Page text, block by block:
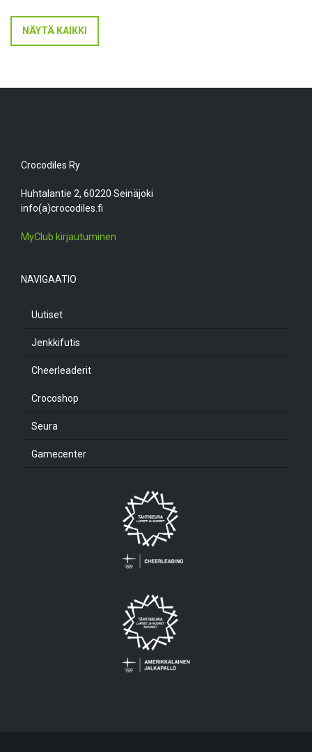
NÄYTÄ KAIKKI
Crocodiles Ry
Huhtalantie 2, 60220 Seinäjoki
info(a)crocodiles.fi
MyClub kirjautuminen
NAVIGAATIO
Uutiset
Jenkkifutis
Cheerleaderit
Crocoshop
Seura
Gamecenter